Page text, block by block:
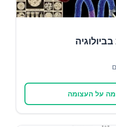
על העצומה